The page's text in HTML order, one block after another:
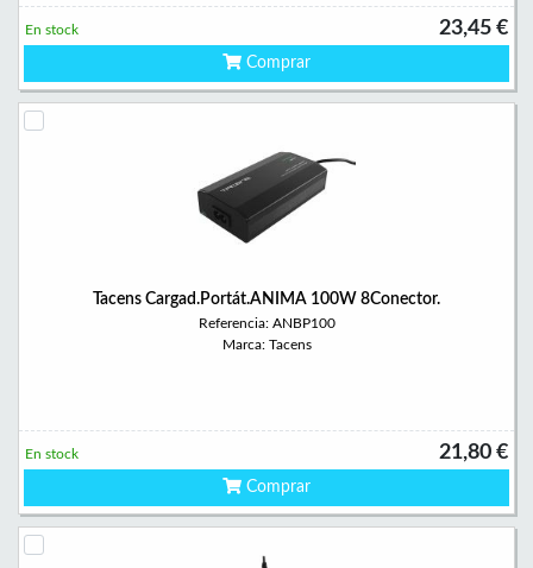
23,45 €
En stock
Comprar
Tacens Cargad.Portát.ANIMA 100W 8Conector.
Referencia: ANBP100
Marca: Tacens
21,80 €
En stock
Comprar